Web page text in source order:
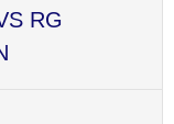
RG